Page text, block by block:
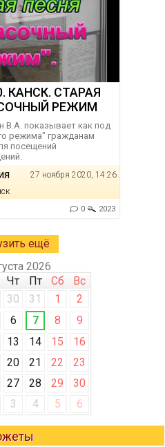
КАНСК. СТАРАЯ
РЕЖИМ
В.А. показывает как под
режима" гражданам
посещений
27 ноября 2020, 14:26
0 2023
ещё
2026
Чт Пт Сб
Вс
30 31 1
2
6 7 8
9
13 14 15
16
20 21 22
23
27 28 29
30
3 4 5 6